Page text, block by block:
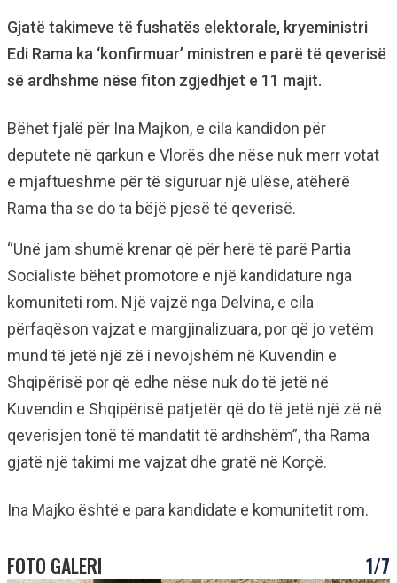
Gjatë takimeve të fushatës elektorale, kryeministri
Edi Rama ka ‘konfirmuar’ ministren e parë të qeverisë
së ardhshme nëse fiton zgjedhjet e 11 majit.
Bëhet fjalë për Ina Majkon, e cila kandidon për
deputete në qarkun e Vlorës dhe nëse nuk merr votat
e mjaftueshme për të siguruar një ulëse, atëherë
Rama tha se do ta bëjë pjesë të qeverisë.
“Unë jam shumë krenar që për herë të parë Partia
Socialiste bëhet promotore e një kandidature nga
komuniteti rom. Një vajzë nga Delvina, e cila
përfaqëson vajzat e margjinalizuara, por që jo vetëm
mund të jetë një zë i nevojshëm në Kuvendin e
Shqipërisë por që edhe nëse nuk do të jetë në
Kuvendin e Shqipërisë patjetër që do të jetë një zë në
qeverisjen tonë të mandatit të ardhshëm”, tha Rama
gjatë një takimi me vajzat dhe gratë në Korçë.
Ina Majko është e para kandidate e komunitetit rom.
FOTO GALERI 1/7